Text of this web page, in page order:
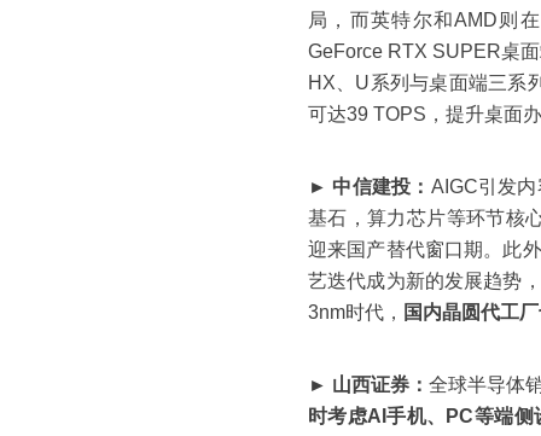
局，而英特尔和AMD则
GeForce RTX SUPER桌
HX、U系列与桌面端三系
可达39 TOPS，提升桌面
► 中信建投： AIGC引发
基石，算力芯片等环节核
迎来国产替代窗口期。此
艺迭代成为新的发展趋势
3nm时代， 国内晶圆代工
► 山西证券：全球半导体
时考虑AI手机、PC等端